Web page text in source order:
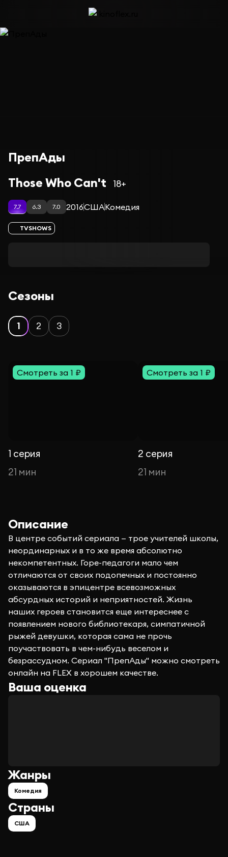
ПрепАды
Those Who Can't
18+
7.7 6.3 7.0 2016СШАКомедия
TVSHOWS
Сезоны
1 2 3
Смотреть за 1 ₽
1 серия
21 мин
Смотреть за 1 ₽
2 серия
21 мин
Описание
В центре событий сериала — трое учителей школы,
неординарных и в то же время абсолютно
некомпетентных. Горе-педагоги мало чем
отличаются от своих подопечных и постоянно
оказываются в эпицентре всевозможных
абсурдных историй и неприятностей. Жизнь
наших героев становится еще интереснее с
появлением нового библиотекаря, симпатичной
рыжей девушки, которая сама не прочь
поучаствовать в чем-нибудь веселом и
безрассудном. Сериал "ПрепАды" можно смотреть
онлайн на FLEX в хорошем качестве.
Ваша оценка
Страны
США
Жанры
Комедия